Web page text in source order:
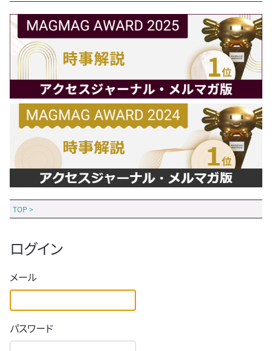
TOP >
ログイン
メール
パスワード